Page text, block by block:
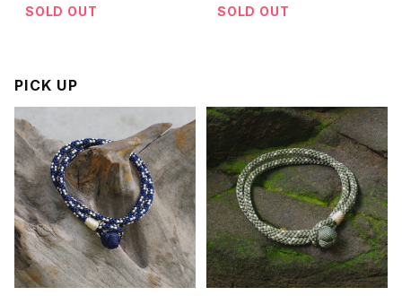
SOLD OUT
お誕生日】
SOLD OUT
PICK UP